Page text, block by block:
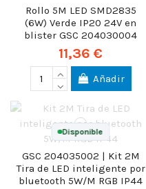
Rollo 5M LED SMD2835
(6W) Verde IP20 24V en
blister GSC 204030004
11,36 €
Añadir
Disponible
GSC 204035002 | Kit 2M
Tira de LED inteligente por
bluetooth 5W/M RGB IP44